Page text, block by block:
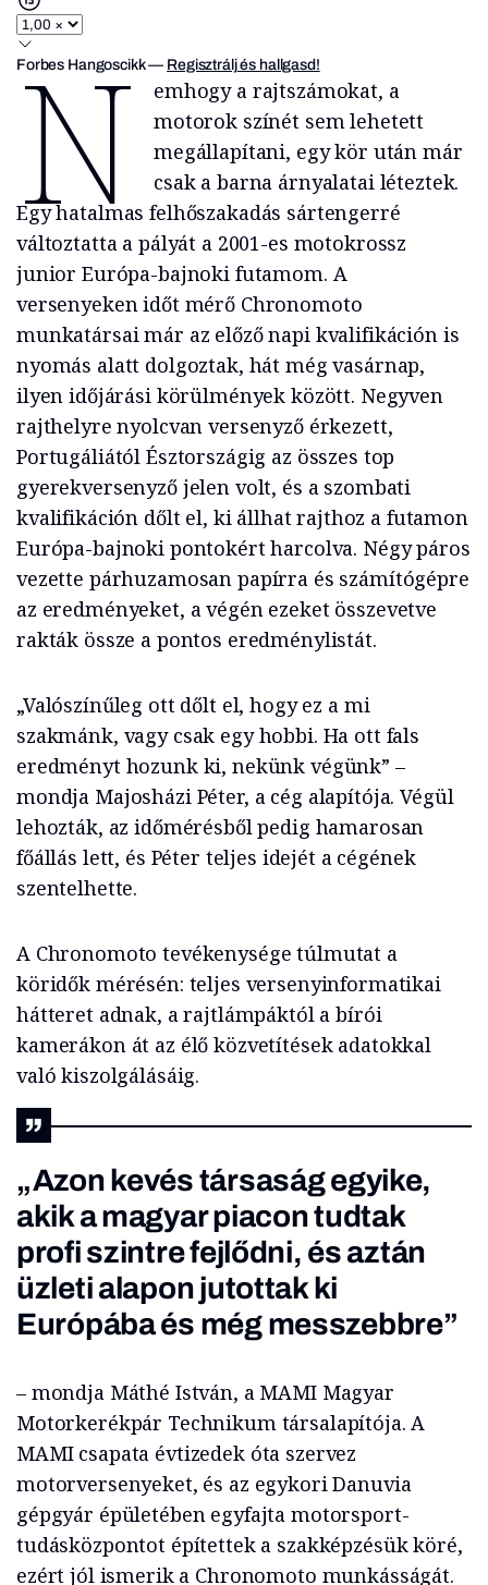
Forbes Hangoscikk— Regisztrálj és hallgasd!
N
emhogy a rajtszámokat, a
motorok színét sem lehetett
megállapítani, egy kör után már
csak a barna árnyalatai léteztek.
Egy hatalmas felhőszakadás sártengerré
változtatta a pályát a 2001-es motokrossz
junior Európa-bajnoki futamom. A
versenyeken időt mérő Chronomoto
munkatársai már az előző napi kvalifikáción is
nyomás alatt dolgoztak, hát még vasárnap,
ilyen időjárási körülmények között. Negyven
rajthelyre nyolcvan versenyző érkezett,
Portugáliától Észtországig az összes top
gyerekversenyző jelen volt, és a szombati
kvalifikáción dőlt el, ki állhat rajthoz a futamon
Európa-bajnoki pontokért harcolva. Négy páros
vezette párhuzamosan papírra és számítógépre
az eredményeket, a végén ezeket összevetve
rakták össze a pontos eredménylistát.
„Valószínűleg ott dőlt el, hogy ez a mi
szakmánk, vagy csak egy hobbi. Ha ott fals
eredményt hozunk ki, nekünk végünk” –
mondja Majosházi Péter, a cég alapítója. Végül
lehozták, az időmérésből pedig hamarosan
főállás lett, és Péter teljes idejét a cégének
szentelhette.
A Chronomoto tevékenysége túlmutat a
köridők mérésén: teljes versenyinformatikai
hátteret adnak, a rajtlámpáktól a bírói
kamerákon át az élő közvetítések adatokkal
való kiszolgálásáig.
„Azon kevés társaság egyike,
akik a magyar piacon tudtak
profi szintre fejlődni, és aztán
üzleti alapon jutottak ki
Európába és még messzebbre”
– mondja Máthé István, a MAMI Magyar
Motorkerékpár Technikum társalapítója. A
MAMI csapata évtizedek óta szervez
motorversenyeket, és az egykori Danuvia
gépgyár épületében egyfajta motorsport-
tudásközpontot építettek a szakképzésük köré,
ezért jól ismerik a Chronomoto munkásságát.